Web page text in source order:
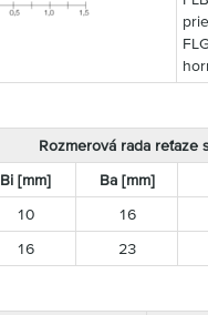
Rozmerová rada reťaze
Bi [mm] Ba [mm]
10 16
16 23